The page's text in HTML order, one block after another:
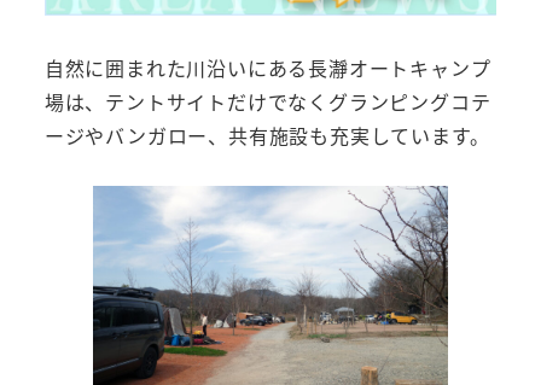
自然に囲まれた川沿いにある長瀞オートキャンプ
場は、テントサイトだけでなくグランピングコテ
ージやバンガロー、共有施設も充実しています。